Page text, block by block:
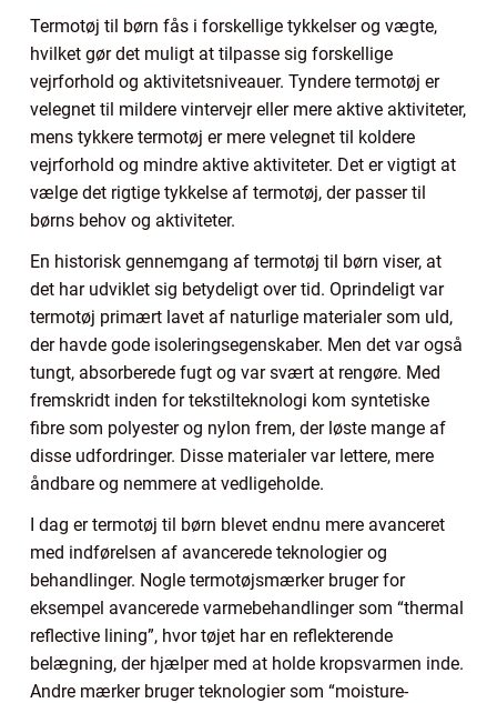
Termotøj til børn fås i forskellige tykkelser og vægte,
hvilket gør det muligt at tilpasse sig forskellige
vejrforhold og aktivitetsniveauer. Tyndere termotøj er
velegnet til mildere vintervejr eller mere aktive aktiviteter,
mens tykkere termotøj er mere velegnet til koldere
vejrforhold og mindre aktive aktiviteter. Det er vigtigt at
vælge det rigtige tykkelse af termotøj, der passer til
børns behov og aktiviteter.
En historisk gennemgang af termotøj til børn viser, at
det har udviklet sig betydeligt over tid. Oprindeligt var
termotøj primært lavet af naturlige materialer som uld,
der havde gode isoleringsegenskaber. Men det var også
tungt, absorberede fugt og var svært at rengøre. Med
fremskridt inden for tekstilteknologi kom syntetiske
fibre som polyester og nylon frem, der løste mange af
disse udfordringer. Disse materialer var lettere, mere
åndbare og nemmere at vedligeholde.
I dag er termotøj til børn blevet endnu mere avanceret
med indførelsen af avancerede teknologier og
behandlinger. Nogle termotøjsmærker bruger for
eksempel avancerede varmebehandlinger som “thermal
reflective lining”, hvor tøjet har en reflekterende
belægning, der hjælper med at holde kropsvarmen inde.
Andre mærker bruger teknologier som “moisture-